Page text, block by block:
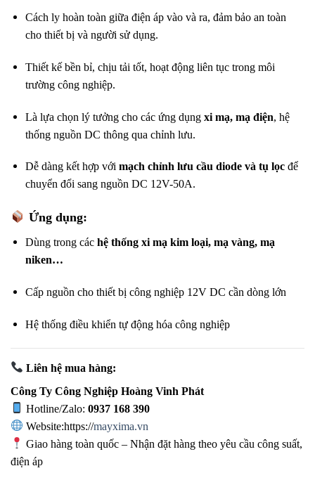
Cách ly hoàn toàn giữa điện áp vào và ra, đảm bảo an toàn
cho thiết bị và người sử dụng.
Thiết kế bền bỉ, chịu tải tốt, hoạt động liên tục trong môi
trường công nghiệp.
Là lựa chọn lý tưởng cho các ứng dụng xi mạ, mạ điện, hệ
thống nguồn DC thông qua chỉnh lưu.
Dễ dàng kết hợp với mạch chỉnh lưu cầu diode và tụ lọcđể
chuyển đổi sang nguồn DC 12V-50A.
Ứng dụng:
Dùng trong các hệ thống xi mạ kim loại, mạ vàng, mạ
niken…
Cấp nguồn cho thiết bị công nghiệp 12V DC cần dòng lớn
Hệ thống điều khiển tự động hóa công nghiệp
Liên hệ mua hàng:
Công Ty Công Nghiệp Hoàng Vinh Phát
Hotline/Zalo:0937 168 390
Website:https://mayxima.vn
Giao hàng toàn quốc – Nhận đặt hàng theo yêu cầu công suất,
điện áp